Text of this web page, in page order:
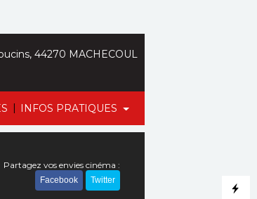
| INFOS PRATIQUES
44270 MACHECOUL
Partagez vos envies cinéma :
Facebook Twitter